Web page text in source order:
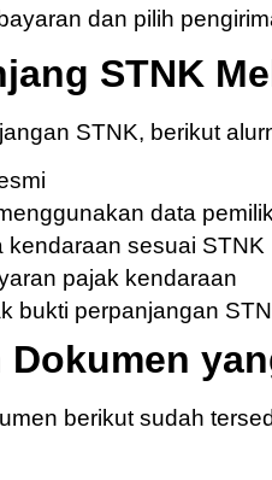
dan pilih
STNK
STNK, berikut
data
kendaraan sesuai STNK
pajak kendaraan
bukti perpanjangan
Dokumen
berikut sudah